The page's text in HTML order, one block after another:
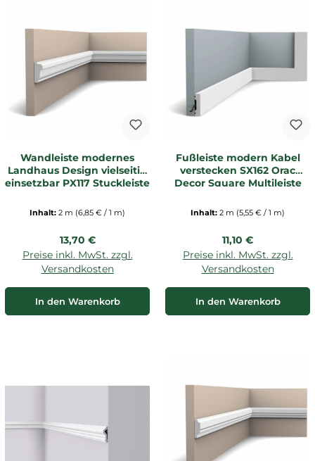
Wandleiste modernes
Landhaus Design vielseitig
einsetzbar PX117 Stuckleiste
Inhalt: 2 m (6,85 € / 1 m)
Regulärer Preis:
13,70 €
Preise inkl. MwSt. zzgl.
Versandkosten
In den Warenkorb
Fußleiste modern Kabel
verstecken SX162 Orac
Decor Square Multileiste
Inhalt: 2 m (5,55 € / 1 m)
Regulärer Preis:
11,10 €
Preise inkl. MwSt. zzgl.
Versandkosten
In den Warenkorb